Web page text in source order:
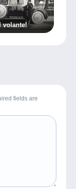
volante!
fields are